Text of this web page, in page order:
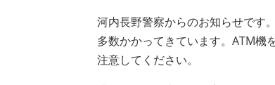
河内長野警察からのお知らせです
多数かかってきています。ATM機
注意してください。